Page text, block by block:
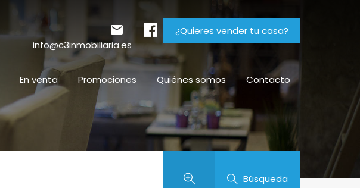
info@c3inmobiliaria.es
¿Quieres vender tu casa?
En venta Promociones Quiénes somos Contacto
Búsqueda